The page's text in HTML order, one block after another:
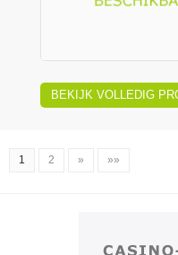
BEKIJK VOLLEDIG
1 2 » »»